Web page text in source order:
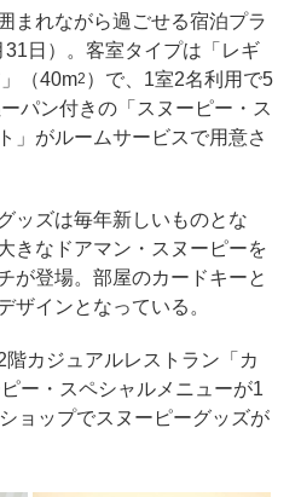
まれながら過ごせる宿泊プラ
日）。客室タイプは「レギ
（40m2 ）で、1室2名利用で5
パン付きの「スヌーピー・ス
」がルームサービスで用意さ
ッズは毎年新しいものとな
きなドアマン・スヌーピーを
が登場。部屋のカードキーと
ザインとなっている。
カジュアルレストラン「カ
ー・スペシャルメニューが1
ョップでスヌーピーグッズが